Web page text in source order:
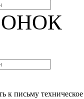
к письму